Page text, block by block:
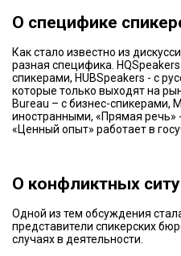
О специфике
Как стало известно из
разная специфика.
спикерами, HUBSpeakers - с
которые только выходят на
Bureau – с бизнес-спикерами,
иностранными, «Прямая речь»
«Ценный опыт» работает в
О конфликтных
Одной из тем обсуждения
представители спикерских
случаях в деятельности.